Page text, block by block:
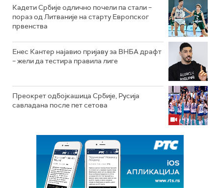
Кадети Србије одлично почели па стали –
пораз од Литваније на старту Европског
првенства
Енес Кантер најавио пријаву за ВНБА драфт
– жели да тестира правила лиге
Преокрет одбојкашица Србије, Русија
савладана после пет сетова